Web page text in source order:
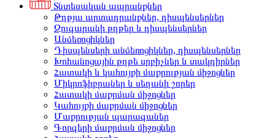
Տնտեսական ապրանքներ
Թղթյա արտադրանքներ, դիսպենսերներ
Զուգարանի թղթեր և դիսպենսերներ
Անձեռոցիկներ
Դիսպենսերի անձեռոցիկներ, դիսպենսերներ
Խոհանոցային թղթե սրբիչներ և տակդիրներ
Հատակի և կահույքի մաքրության միջոցներ
Միկրոֆիբրաներ և սեղանի շորեր
Հատակի մաքրման միջոցներ
Կահույքի մաքրման միջոցներ
Մաքրության պարագաներ
Գորգերի մաքրման միջոցներ